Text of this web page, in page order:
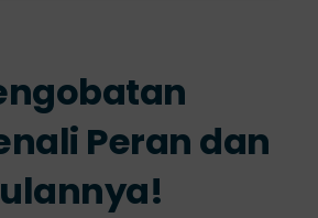
Layanan Kami
Info KlinikPeran dan